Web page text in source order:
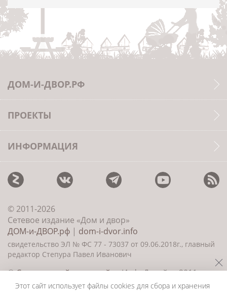
ДОМ-И-ДВОР.РФ
ПРОЕКТЫ
ИНФОРМАЦИЯ
© 2011-2026
Сетевое издание «Дом и двор»
ДОМ-и-ДВОР.рф | dom-i-dvor.info
свидетельство ЭЛ № ФС 77 - 73037 от 09.06.2018г., главный
редактор Степура Павел Иванович
©Создание сайта и дизайн«ИнфоДизайн» 2011—
2026
Этот сайт использует файлы cookies для сбора и хранения